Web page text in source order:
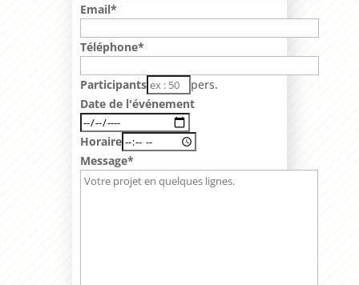
Email*
Téléphone*
Participants
pers.
Date de l'événement
Horaire
Message*